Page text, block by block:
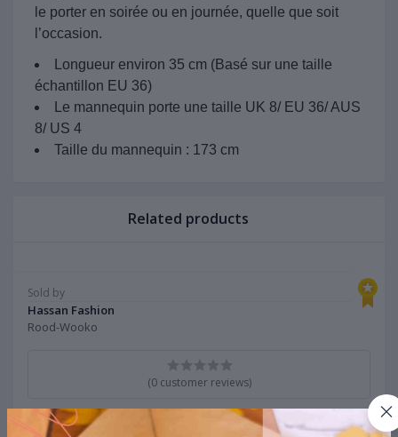
Sold by
Hassan Fashion
Rood-Wooko
(0 customer reviews)
Visit Store
le porter en soirée ou en journée, quelle que soit
l’occasion.
Longueur environ 35 cm (Basé sur une taille
échantillon EU 36)
Le mannequin porte une taille UK 8/ EU 36/ AUS
8/ US 4
Taille du mannequin : 173 cm
Related products